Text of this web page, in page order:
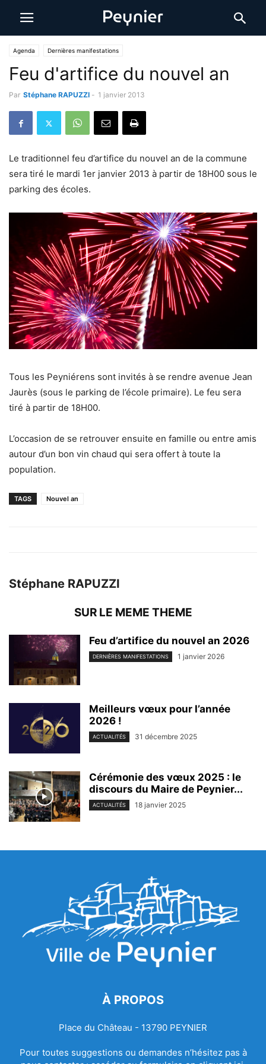
Agenda Dernières manifestations
Feu d'artifice du nouvel an
Par Stéphane RAPUZZI - 1 janvier 2013
Le traditionnel feu d’artifice du nouvel an de la commune
sera tiré le mardi 1er janvier 2013 à partir de 18H00 sous le
parking des écoles.
Tous les Peyniérens sont invités à se rendre avenue Jean
Jaurès (sous le parking de l’école primaire). Le feu sera
tiré à partir de 18H00.
L’occasion de se retrouver ensuite en famille ou entre amis
autour d’un bon vin chaud qui sera offert à toute la
population.
TAGS Nouvel an
Stéphane RAPUZZI
SUR LE MEME THEME
Feu d’artifice du nouvel an 2026
DERNIÈRES MANIFESTATIONS 1 janvier 2026
Meilleurs vœux pour l’année
2026 !
ACTUALITÉS 31 décembre 2025
Cérémonie des vœux 2025 : le
discours du Maire de Peynier...
ACTUALITÉS 18 janvier 2025
À PROPOS
Place du Château - 13790 PEYNIER
Pour toutes suggestions ou demandes n’hésitez pas à